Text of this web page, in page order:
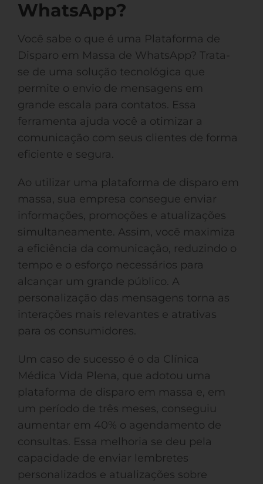
WhatsApp?
Você sabe o que é uma Plataforma de
Disparo em Massa de WhatsApp? Trata-
se de uma solução tecnológica que
permite o envio de mensagens em
grande escala para contatos. Essa
ferramenta ajuda você a otimizar a
comunicação com seus clientes de forma
eficiente e segura.
Ao utilizar uma plataforma de disparo em
massa, sua empresa consegue enviar
informações, promoções e atualizações
simultaneamente. Assim, você maximiza
a eficiência da comunicação, reduzindo o
tempo e o esforço necessários para
alcançar um grande público. A
personalização das mensagens torna as
interações mais relevantes e atrativas
para os consumidores.
Um caso de sucesso é o da Clínica
Médica Vida Plena, que adotou uma
plataforma de disparo em massa e, em
um período de três meses, conseguiu
aumentar em 40% o agendamento de
consultas. Essa melhoria se deu pela
capacidade de enviar lembretes
personalizados e atualizações sobre